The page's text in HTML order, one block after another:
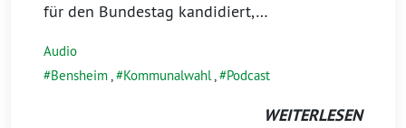
für den Bundestag kandidiert,…
Audio
Bensheim, Kommunalwahl, Podcast
WEITERLESEN